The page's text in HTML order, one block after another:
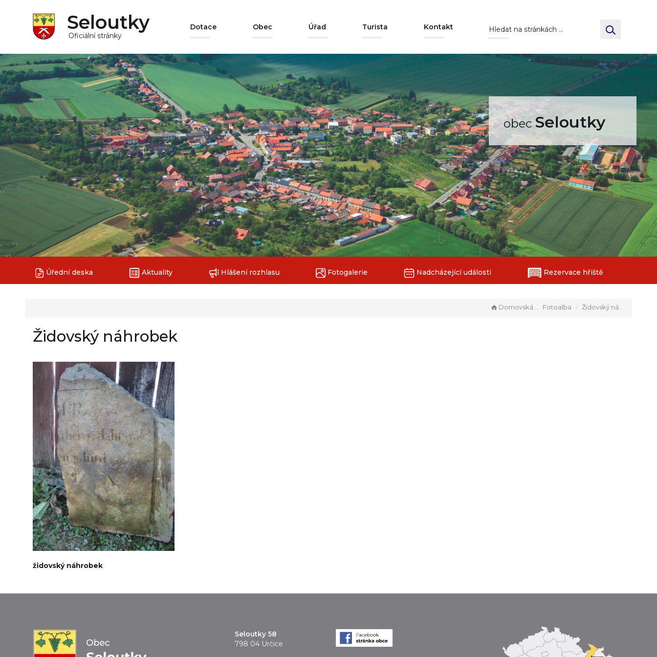
Seloutky
Oficiální stránky
Dotace Obec Úřad Turista Kontakt
obecSeloutky
Úřední deska Aktuality Hlášení rozhlasu Fotogalerie Nadcházející události Rezervace hřiště
Domovská stránka Fotoalba Židovský náhrobek
Židovský náhrobek
židovský náhrobek
Seloutky 58
798 04 Určice